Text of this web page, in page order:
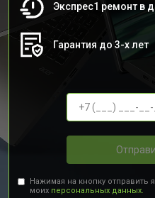
Экспрес1 ремонт в
Гарантия до 3-х лет
Нажимая на кнопку отправить
моих персональных данных.